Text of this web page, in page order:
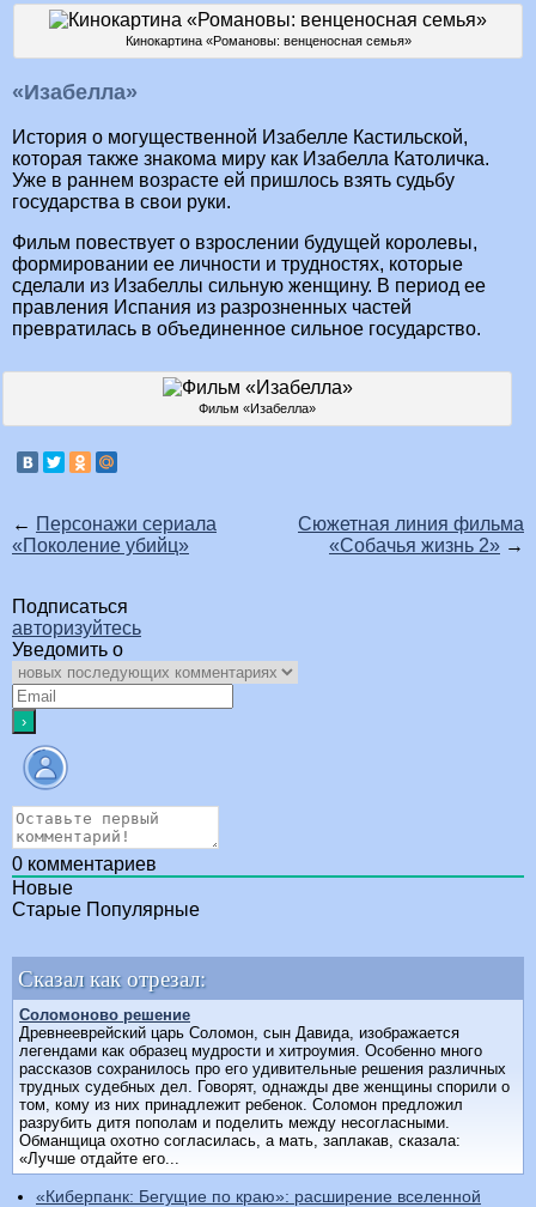
Кинокартина «Романовы: венценосная семья»
«Изабелла»
История о могущественной Изабелле Кастильской,
которая также знакома миру как Изабелла Католичка.
Уже в раннем возрасте ей пришлось взять судьбу
государства в свои руки.
Фильм повествует о взрослении будущей королевы,
формировании ее личности и трудностях, которые
сделали из Изабеллы сильную женщину. В период ее
правления Испания из разрозненных частей
превратилась в объединенное сильное государство.
Фильм «Изабелла»
← Персонажи сериала
«Поколение убийц»
Сюжетная линия фильма
«Собачья жизнь 2» →
Подписаться
авторизуйтесь
Уведомить о
0 комментариев
Новые
Старые Популярные
Сказал как отрезал:
Соломоново решение
Древнееврейский царь Соломон, сын Давида, изображается
легендами как образец мудрости и хитроумия. Особенно много
рассказов сохранилось про его удивительные решения различных
трудных судебных дел. Говорят, однажды две женщины спорили о
том, кому из них принадлежит ребенок. Соломон предложил
разрубить дитя пополам и поделить между несогласными.
Обманщица охотно согласилась, а мать, заплакав, сказала:
«Лучше отдайте его...
«Киберпанк: Бегущие по краю»: расширение вселенной